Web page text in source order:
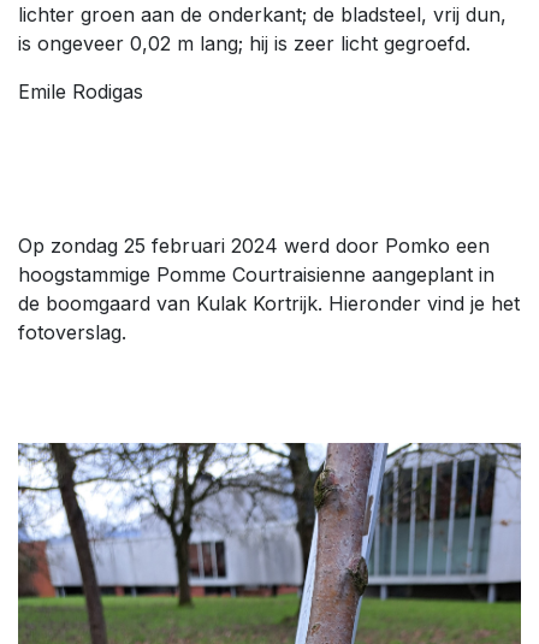
lichter groen aan de onderkant; de bladsteel, vrij dun,
is ongeveer 0,02 m lang; hij is zeer licht gegroefd.
Emile Rodigas
Op zondag 25 februari 2024 werd door Pomko een
hoogstammige Pomme Courtraisienne aangeplant in
de boomgaard van Kulak Kortrijk. Hieronder vind je het
fotoverslag.